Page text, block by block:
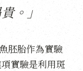
。」
胚胎作為實驗
項實驗是利用斑